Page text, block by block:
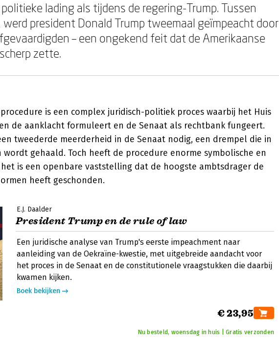
lading als tijdens de regering-Trump. Tussen
president Donald Trump tweemaal geïmpeacht door
– een ongekend feit dat de Amerikaanse
zette.
is een complex juridisch-politiek proces waarbij het Huis
de aanklacht formuleert en de Senaat als rechtbank fungeert.
tweederde meerderheid in de Senaat nodig, een drempel die in
gehaald. Toch heeft de procedure enorme symbolische en
is een openbare vaststelling dat de hoogste ambtsdrager de
heeft geschonden.
E.J. Daalder
President Trump en de rule of law
Een juridische analyse van Trump's eerste impeachment naar
aanleiding van de Oekraïne-kwestie, met uitgebreide aandacht voor
het proces in de Senaat en de constitutionele vraagstukken die daarbij
kwamen kijken.
Boek bekijken
€ 23,95
Nu besteld, woensdag in huis | Gratis verzonden